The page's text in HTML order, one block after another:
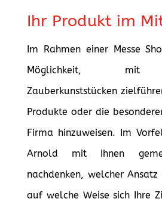
Ihr Produkt im
Im Rahmen einer Messe
Möglichkeit, mit
Zauberkunststücken
Produkte oder die
Firma hinzuweisen. Im
Arnold mit Ihnen
nachdenken, welcher
auf welche Weise sich Ihre